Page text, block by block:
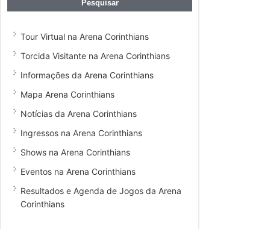
Tour Virtual na Arena Corinthians
Torcida Visitante na Arena Corinthians
Informações da Arena Corinthians
Mapa Arena Corinthians
Notícias da Arena Corinthians
Ingressos na Arena Corinthians
Shows na Arena Corinthians
Eventos na Arena Corinthians
Resultados e Agenda de Jogos da Arena
Corinthians